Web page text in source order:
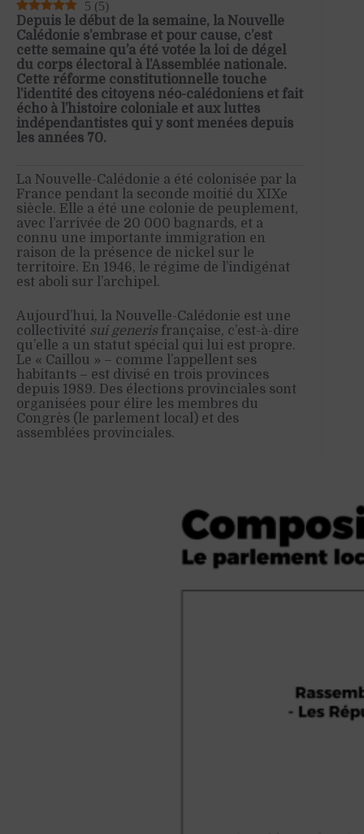
5 (5)
Depuis le début de la semaine, la Nouvelle
Calédonie s’embrase et pour cause, c’est
cette semaine qu’a été votée la loi de dégel
du corps électoral à l’Assemblée nationale.
Cette réforme constitutionnelle touche
l’identité des citoyens néo-calédoniens et fait
écho à l’histoire coloniale et aux luttes
indépendantistes qui y sont menées depuis
les années 70.
La Nouvelle-Calédonie a été colonisée par la
France pendant la seconde moitié du XIXe
siècle. Elle a été une colonie de peuplement,
avec l’arrivée de 20 000 bagnards, et a
connu une importante immigration en
raison de la présence de nickel sur le
territoire. En 1946, le régime de l’indigénat
est aboli sur l’archipel.
Aujourd’hui, la Nouvelle-Calédonie est une
collectivité sui generis française, c’est-à-dire
qu’elle a un statut spécial qui lui est propre.
Le « Caillou » – comme l’appellent ses
habitants – est divisé en trois provinces
depuis 1989. Des élections provinciales sont
organisées pour élire les membres du
Congrès (le parlement local) et des
assemblées provinciales.